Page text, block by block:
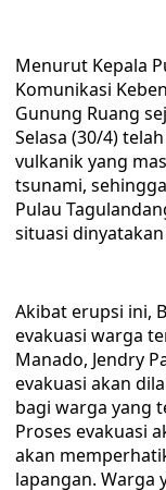
Menurut Kepala
Komunikasi
Gunung Ruang
Selasa (30/4)
vulkanik yang
tsunami,
Pulau
situasi
Akibat erupsi ini,
evakuasi warga
Manado, Jendry
evakuasi akan
bagi warga yang
Proses evakuasi
akan
lapangan. Warga